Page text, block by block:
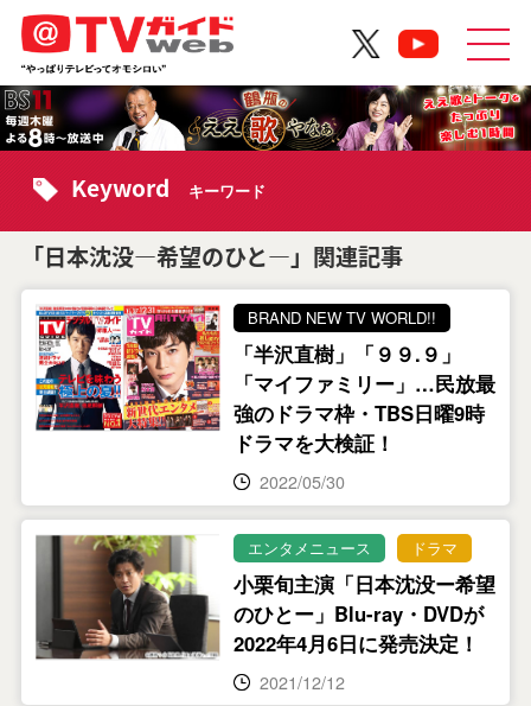
Keyword キーワード
「日本沈没―希望のひと―」関連記事
BRAND NEW TV WORLD!!
「半沢直樹」「９９.９」
「マイファミリー」…民放最
強のドラマ枠・TBS日曜9時
ドラマを大検証！
2022/05/30
エンタメニュース ドラマ
小栗旬主演「日本沈没ー希望
のひとー」Blu-ray・DVDが
2022年4月6日に発売決定！
2021/12/12